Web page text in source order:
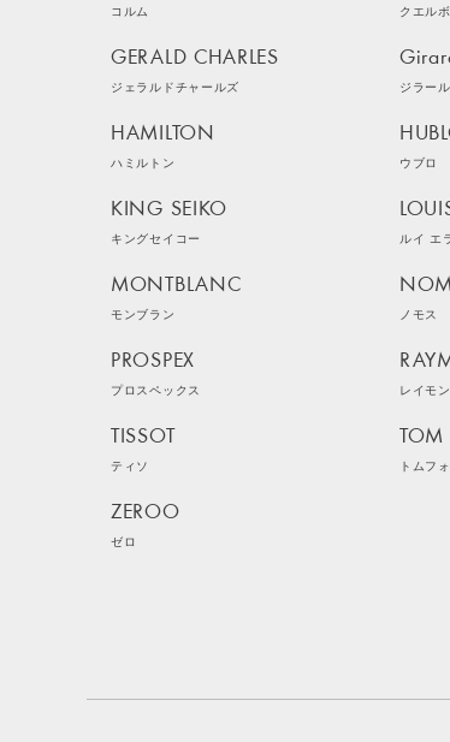
コルム クエル
GERALD CHARLES
ジェラルドチャールズ ジラー
HAMILTON
ハミルトン ウブロ
KING SEIKO
キングセイコー ルイ エ
MONTBLANC
モンブラン ノモス
PROSPEX
プロスペックス レイモ
TISSOT
ティソ トムフ
ZEROO
ゼロ